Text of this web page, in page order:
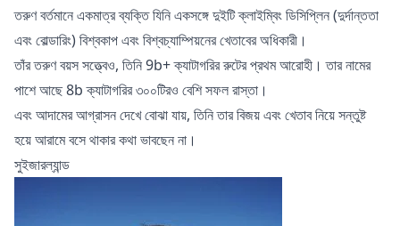
তরুণ বর্তমানে একমাত্র ব্যক্তি যিনি একসঙ্গে দুইটি ক্লাইম্বিং ডিসিপ্লিন (দুর্দান্ততা
এবং বোল্ডারিং) বিশ্বকাপ এবং বিশ্বচ্যাম্পিয়নের খেতাবের অধিকারী।
তাঁর তরুণ বয়স সত্ত্বেও, তিনি 9b+ ক্যাটাগরির রুটের প্রথম আরোহী। তার নামের
পাশে আছে 8b ক্যাটাগরির ৩০০টিরও বেশি সফল রাস্তা।
এবং আদামের আগ্রাসন দেখে বোঝা যায়, তিনি তার বিজয় এবং খেতাব নিয়ে সন্তুষ্ট
হয়ে আরামে বসে থাকার কথা ভাবছেন না।
সুইজারল্যান্ড